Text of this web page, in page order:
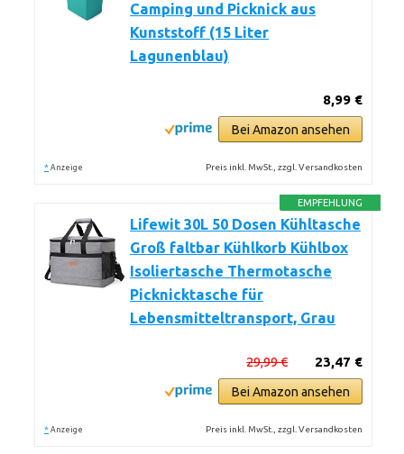
Camping und Picknick aus
Kunststoff (15 Liter
Lagunenblau)
8,99 €
Bei Amazon ansehen
* Anzeige Preis inkl. MwSt., zzgl. Versandkosten
EMPFEHLUNG
Lifewit 30L 50 Dosen Kühltasche
Groß faltbar Kühlkorb Kühlbox
Isoliertasche Thermotasche
Picknicktasche für
Lebensmitteltransport, Grau
23,47 €
29,99 €
Bei Amazon ansehen
* Anzeige Preis inkl. MwSt., zzgl. Versandkosten